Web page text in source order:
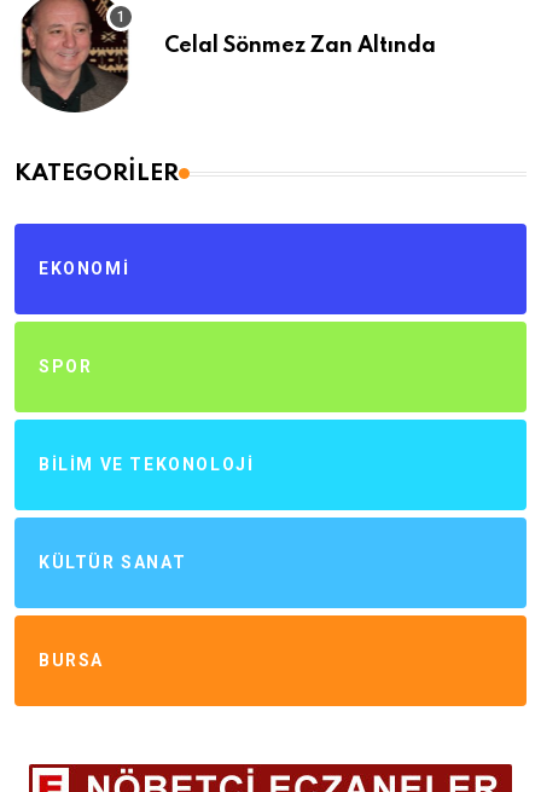
Celal Sönmez Zan Altında
KATEGORILER
EKONOMI
SPOR
BILIM VE TEKONOLOJI
KÜLTÜR SANAT
BURSA